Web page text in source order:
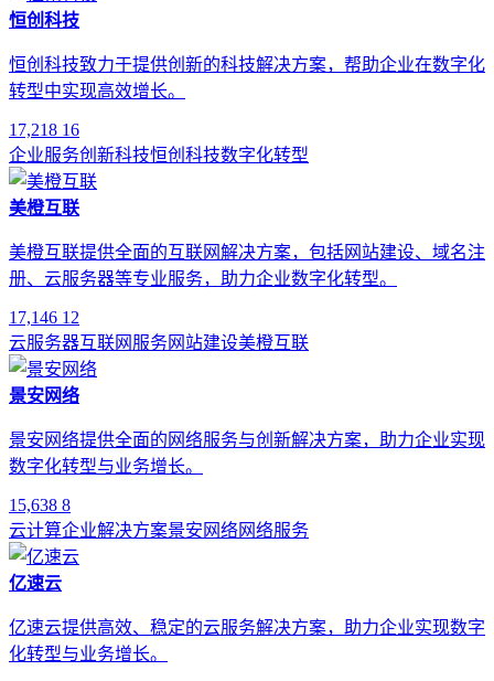
恒创科技
恒创科技致力于提供创新的科技解决方案，帮助企业在数字化
转型中实现高效增长。
17,218 16
企业服务创新科技恒创科技数字化转型
美橙互联
美橙互联提供全面的互联网解决方案，包括网站建设、域名注
册、云服务器等专业服务，助力企业数字化转型。
17,146 12
云服务器互联网服务网站建设美橙互联
景安网络
景安网络提供全面的网络服务与创新解决方案，助力企业实现
数字化转型与业务增长。
15,638 8
云计算企业解决方案景安网络网络服务
亿速云
亿速云提供高效、稳定的云服务解决方案，助力企业实现数字
化转型与业务增长。